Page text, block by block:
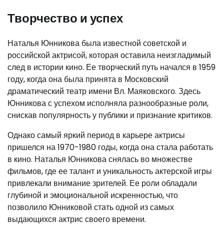
Творчество и успех
Наталья Юнникова была известной советской и
российской актрисой, которая оставила неизгладимый
след в истории кино. Ее творческий путь начался в 1959
году, когда она была принята в Московский
драматический театр имени Вл. Маяковского. Здесь
Юнникова с успехом исполняла разнообразные роли,
снискав популярность у публики и признание критиков.
Однако самый яркий период в карьере актрисы
пришелся на 1970-1980 годы, когда она стала работать
в кино. Наталья Юнникова снялась во множестве
фильмов, где ее талант и уникальность актерской игры
привлекали внимание зрителей. Ее роли обладали
глубиной и эмоциональной искренностью, что
позволило Юнниковой стать одной из самых
выдающихся актрис своего времени.